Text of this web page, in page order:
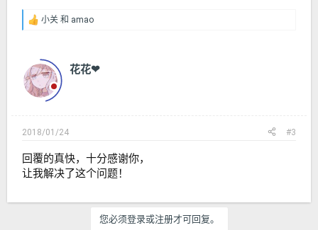
反 小关 和 amao
花花❤
2018/01/24 #3
回覆的真快，十分感谢你，
让我解决了这个问题！
您必须登录或注册才可回复。